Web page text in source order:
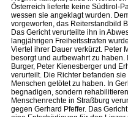
Österreich lieferte keine Südtirol-
wessen sie angeklagt wurden.
vorgeworfen, das Reiterstandbild
Das Gericht verurteilte ihn in
langjährigen Freiheitsstrafen
Viertel ihrer Dauer verkürzt. Peter
besorgt und aufbewahrt zu
Burger, Peter Kienesberger und
verurteilt. Die Richter befanden
Menschen getötet zu haben. In
begnadigen, sondern
Menschenrechte in Straßburg
gegen Gerhard Pfeffer. Das